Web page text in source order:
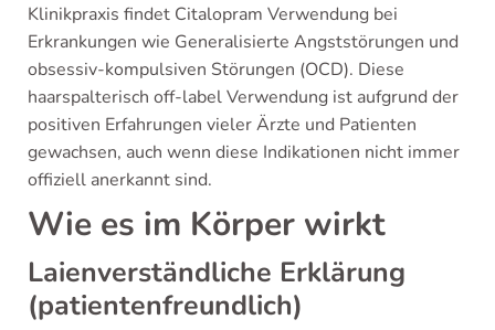
Klinikpraxis findet Citalopram Verwendung bei
Erkrankungen wie Generalisierte Angststörungen und
obsessiv-kompulsiven Störungen (OCD). Diese
haarspalterisch off-label Verwendung ist aufgrund der
positiven Erfahrungen vieler Ärzte und Patienten
gewachsen, auch wenn diese Indikationen nicht immer
offiziell anerkannt sind.
Wie es im Körper wirkt
Laienverständliche Erklärung
(patientenfreundlich)